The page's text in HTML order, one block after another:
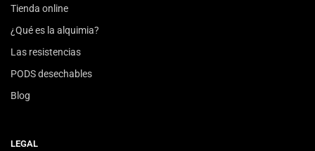
Tienda online
¿Qué es la alquimia?
Las resistencias
PODS desechables
Blog
LEGAL